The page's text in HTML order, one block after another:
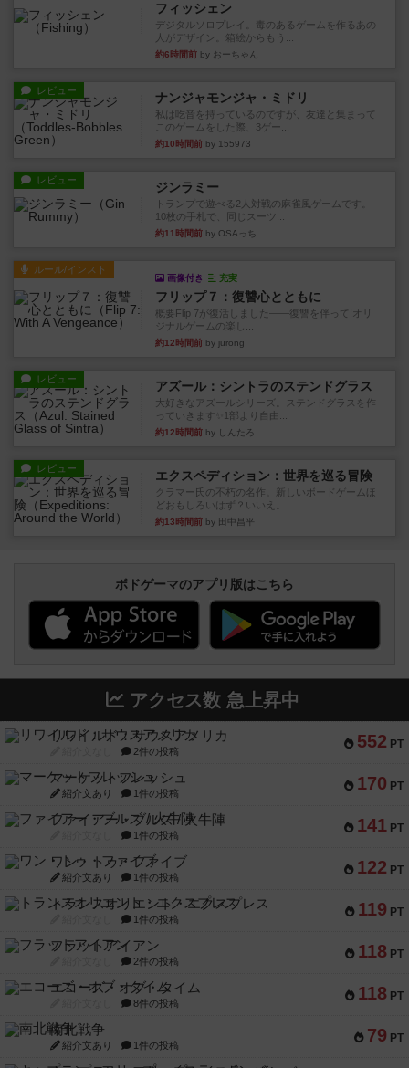
フィッシェン
デジタルソロプレイ。毒のあるゲームを作るあの
人がデザイン。箱絵からもう...
約6時間前 by おーちゃん
レビュー ナンジャモンジャ・ミドリ
私は吃音を持っているのですが、友達と集まって
このゲームをした際、3ゲー...
約10時間前 by 155973
レビュー ジンラミー
トランプで遊べる2人対戦の麻雀風ゲームです。
10枚の手札で、同じスーツ...
約11時間前 by OSAっち
ルール/インスト
画像付き 充実
フリップ７：復讐心とともに
概要Flip 7が復活しました――復讐を伴って!オリ
ジナルゲームの楽し...
約12時間前 by jurong
レビュー アズール：シントラのステンドグラス
大好きなアズールシリーズ。ステンドグラスを作
っていきます✨1部より自由...
約12時間前 by しんたろ
レビュー エクスペディション：世界を巡る冒険
クラマー氏の不朽の名作。新しいボードゲームほ
どおもしろいはず？いいえ。...
約13時間前 by 田中昌平
ボドゲーマのアプリ版はこちら
アクセス数 急上昇中
552 PT
リワイルド：サウスアメリカ
2件の投稿
170 PT
マーケットフレッシュ
紹介文あり 1件の投稿
141 PT
ファイアー・ブルズ / 火牛陣
1件の投稿
122 PT
ワン・トゥ・ファイブ
紹介文あり 1件の投稿
119 PT
トランスオリエント・エクスプレス
1件の投稿
118 PT
フラットアイアン
2件の投稿
118 PT
エコーズ・オブ・タイム
8件の投稿
79 PT
南北戦争
紹介文あり 1件の投稿